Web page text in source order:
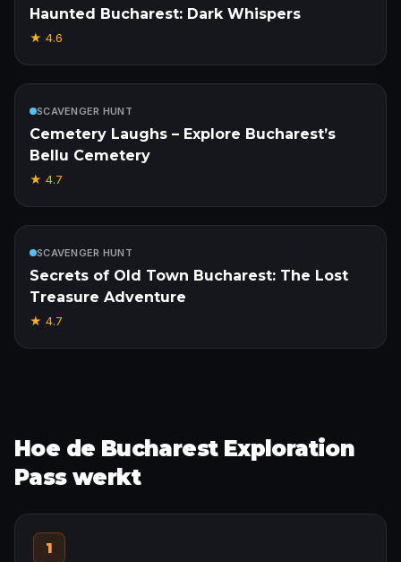
Haunted Bucharest: Dark Whispers
★ 4.6
SCAVENGER HUNT
Cemetery Laughs – Explore Bucharest’s
Bellu Cemetery
★ 4.7
SCAVENGER HUNT
Secrets of Old Town Bucharest: The Lost
Treasure Adventure
★ 4.7
Hoe de Bucharest Exploration
Pass werkt
1